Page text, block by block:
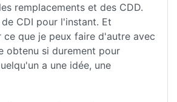
remplacements et des CDD.
CDI pour l'instant. Et
ce que je peux faire d'autre avec
obtenu si durement pour
a une idée, une